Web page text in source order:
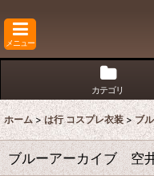
メニュー
カテゴリ
ホーム > は行 コスプレ衣装 > ブ
ブルーアーカイブ 空